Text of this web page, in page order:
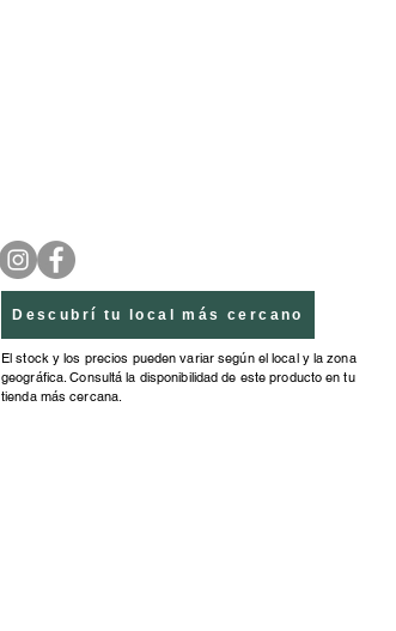
Descubrí tu local más cercano
El stock y los precios pueden variar según el local y la zona
geográfica. Consultá la disponibilidad de este producto en tu
tienda más cercana.